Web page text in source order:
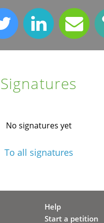
Signatures
No signatures yet
To all signatures
Help
Start a petition